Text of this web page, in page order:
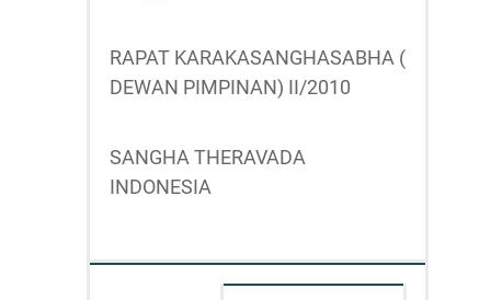
RAPAT KARAKASANGHASABHA (
DEWAN PIMPINAN) II/2010
SANGHA THERAVADA
INDONESIA